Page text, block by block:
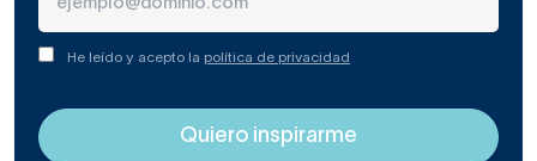
He leído y acepto la política de privacidad